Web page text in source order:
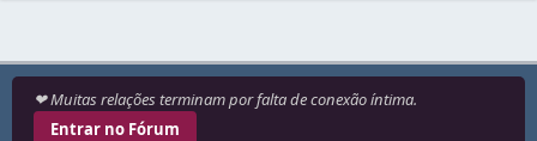
❤ Muitas relações terminam por falta de conexão íntima.
Entrar no Fórum